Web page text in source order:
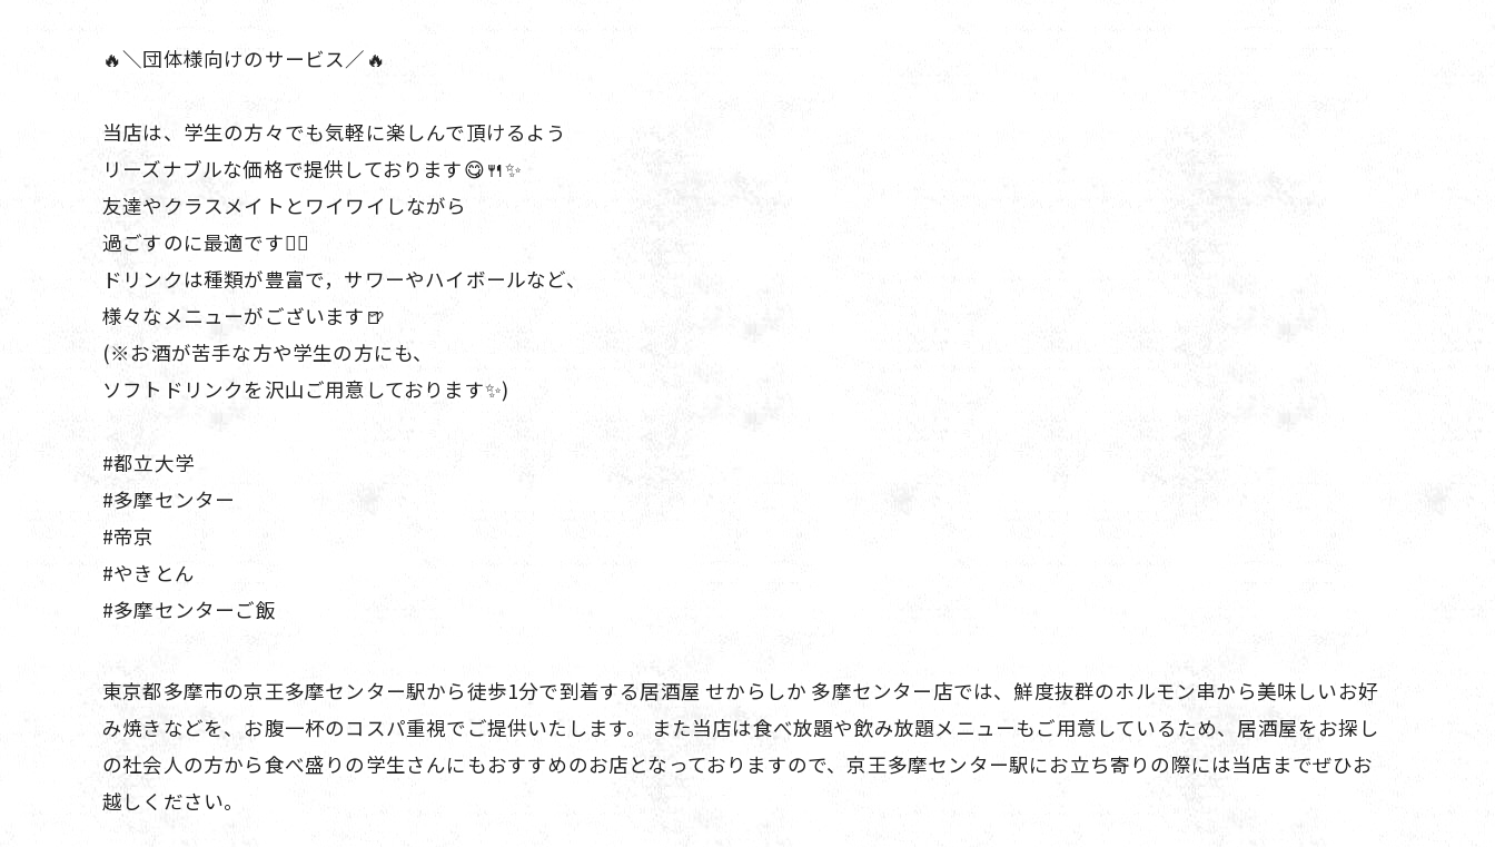
🔥＼団体様向けのサービス／🔥
当店は、学生の方々でも気軽に楽しんで頂けるよう
リーズナブルな価格で提供しております😋🍴✨️
友達やクラスメイトとワイワイしながら
過ごすのに最適です❤️‍🔥
ドリンクは種類が豊富で，サワーやハイボールなど、
様々なメニューがございます🍺
(※お酒が苦手な方や学生の方にも、
ソフトドリンクを沢山ご用意しております✨️)
#都立大学
#多摩センター
#帝京
#やきとん
#多摩センターご飯
東京都多摩市の京王多摩センター駅から徒歩1分で到着する居酒屋 せからしか 多摩センター店では、鮮度抜群のホルモン串から美味しいお好
み焼きなどを、お腹一杯のコスパ重視でご提供いたします。 また当店は食べ放題や飲み放題メニューもご用意しているため、居酒屋をお探し
の社会人の方から食べ盛りの学生さんにもおすすめのお店となっておりますので、京王多摩センター駅にお立ち寄りの際には当店までぜひお
越しください。